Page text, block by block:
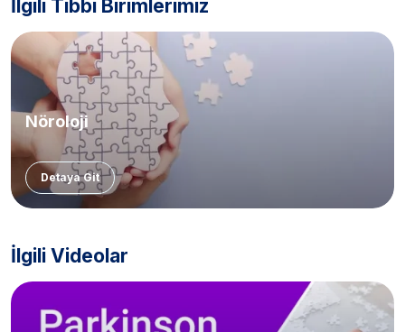
İlgili Tıbbi Birimlerimiz
Nöroloji
Detaya Git
İlgili Videolar